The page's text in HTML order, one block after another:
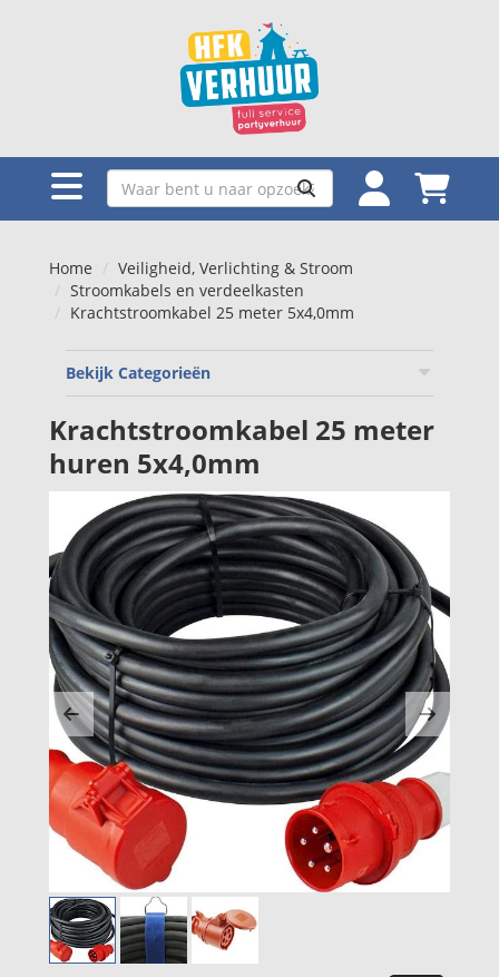
Home
Veiligheid, Verlichting & Stroom
Stroomkabels en verdeelkasten
Krachtstroomkabel 25 meter 5x4,0mm
Bekijk Categorieën
Krachtstroomkabel 25 meter
huren 5x4,0mm
Previous Next